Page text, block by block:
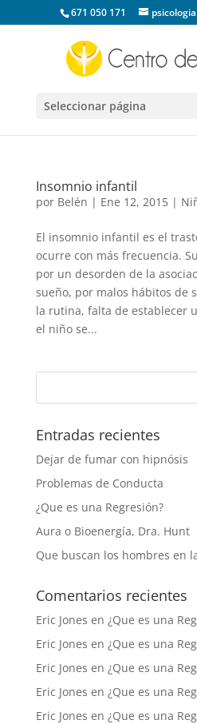
671 050 171
Seleccionar página
Insomnio infantil
por Belén | Ene 12, 2015|
El insomnio infantil es el
ocurre con más frecuencia.
por un desorden de la
sueño, por malos hábitos de
la rutina, falta de establecer
el niño se...
Entradas recientes
Dejar de fumar con hipnósis
Problemas de Conducta
¿Que es una Regresión?
Aura o Bioenergía, Dra. Hunt
Que buscan los hombres en
Comentarios recientes
Eric Jones en ¿Que es una
Eric Jones en ¿Que es una
Eric Jones en ¿Que es una
Eric Jones en ¿Que es una
Eric Jones en ¿Que es una